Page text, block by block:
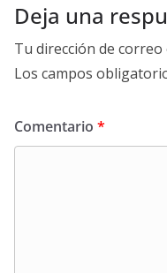
Deja una
Tu dirección de
Los campos
Comentario *